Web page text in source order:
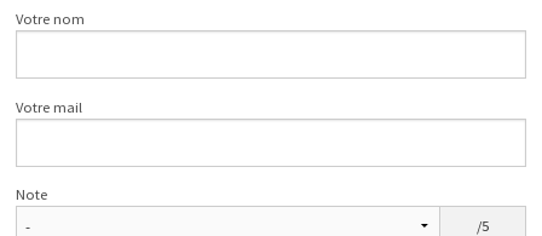
Votre nom
Votre mail
Note
/5